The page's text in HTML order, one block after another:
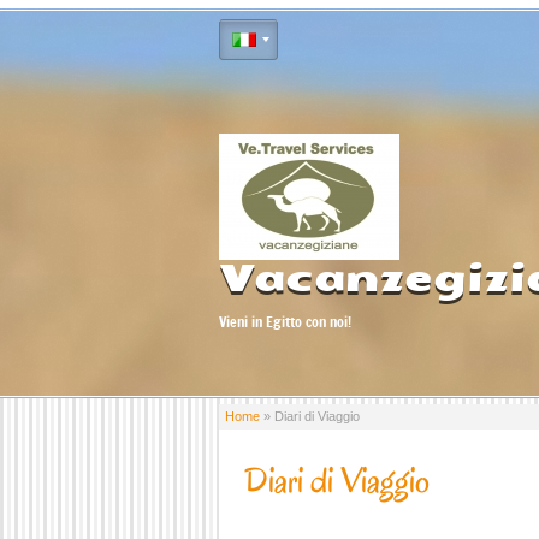
Vieni in Egitto con noi!
Home » Diari di Viaggio
Diari di Viaggio